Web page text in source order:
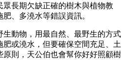
長期欠缺正確的樹木與植物教
、多澆水等錯誤資訊。
生動物，用最自然、最野生的方式
或澆水，但要確保空間充足、土
則，天公伯也會幫你好好照顧樹